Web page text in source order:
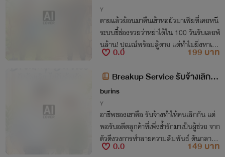
Y
ตายแล้วย้อนมาคืนเข้าหอผัวมาเฟียที่เคยหนี
ระบบชี้ช่องรวยว่าหย่าได้ใน 100 วันรับเลยพั
นล้าน! ปุณณ์พร้อมสู้ตาย แต่ทำไมยิ่งหาเรื่อ
งหย่า ไอ้ผัวหน้าดุถึงยิ่งตามติด แถมขู่จะจับ
0.0
199 บาท
Breakup Service รับจ้างเลิก ไม่
รับจ้างรัก
burins
Y
อาชีพของเขาคือ รับจ้างทำให้คนเลิกกัน แต่
พอรับอดีตลูกค้าที่เพิ่งช้ำรักมาเป็นผู้ช่วย จาก
ตัวตึงวงการทำลายความสัมพันธ์ ดันกลายม
าเป็นคนคลั่งรักเสียเอง
0.0
149 บาท